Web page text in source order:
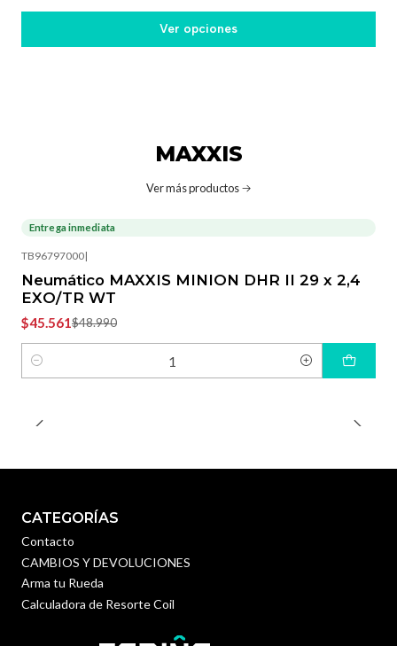
Ver opciones
MAXXIS
Ver más productos
-7%OFF
Entrega inmediata
TB96797000|
Neumático MAXXIS MINION DHR II 29 x 2,4
EXO/TR WT
$45.561$48.990
Cantidad
CATEGORÍAS
Contacto
CAMBIOS Y DEVOLUCIONES
Arma tu Rueda
Calculadora de Resorte Coil